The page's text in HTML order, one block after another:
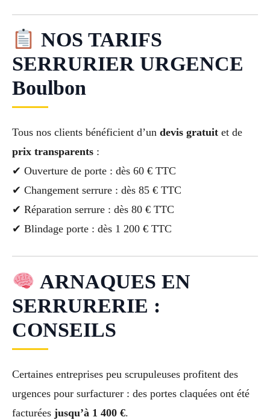
NOS TARIFS
SERRURIER URGENCE
Boulbon
Tous nos clients bénéficient d’un devis gratuit et de
prix transparents :
✔ Ouverture de porte : dès 60 € TTC
✔ Changement serrure : dès 85 € TTC
✔ Réparation serrure : dès 80 € TTC
✔ Blindage porte : dès 1 200 € TTC
ARNAQUES EN
SERRURERIE :
CONSEILS
Certaines entreprises peu scrupuleuses profitent des
urgences pour surfacturer : des portes claquées ont été
facturées jusqu’à 1 400 €.